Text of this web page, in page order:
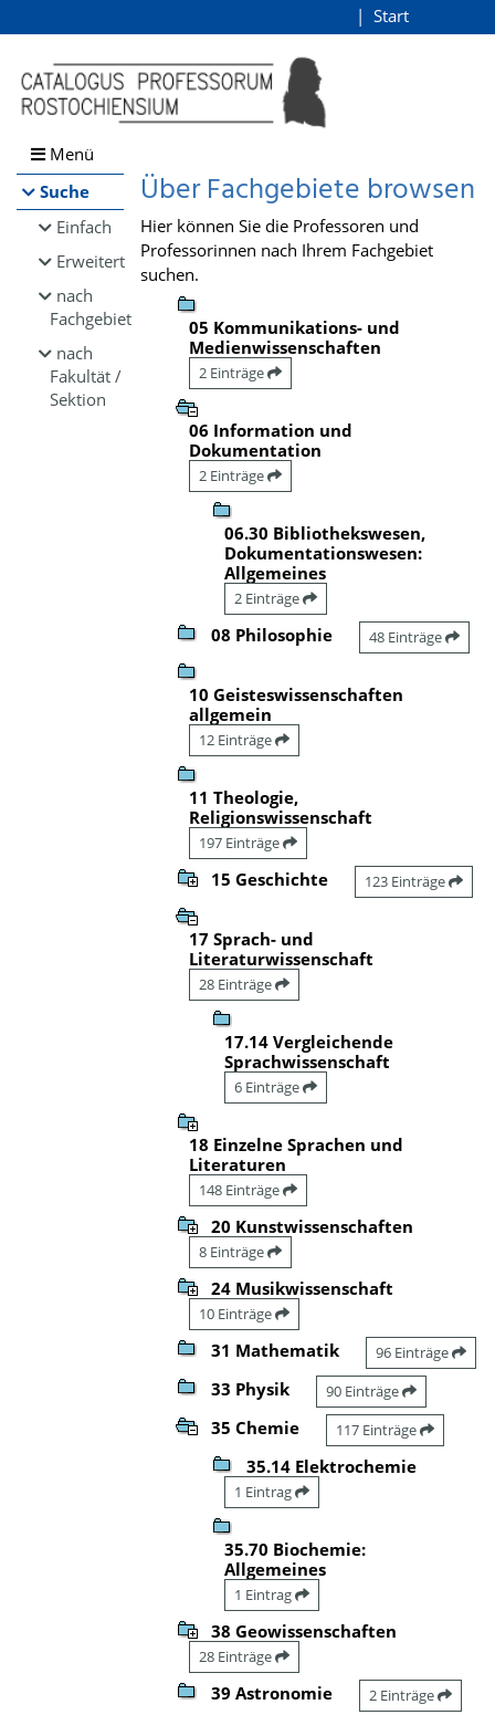
Browsen
direkt zum Inhalt
Start
Menü
Suche
Einfach
Erweitert
nach
Fachgebiet
nach
Fakultät /
Sektion
Über Fachgebiete browsen
Hier können Sie die Professoren und
Professorinnen nach Ihrem Fachgebiet
suchen.
05 Kommunikations- und
Medienwissenschaften
2 Einträge
06 Information und
Dokumentation
2 Einträge
06.30 Bibliothekswesen,
Dokumentationswesen:
Allgemeines
2 Einträge
08 Philosophie 48 Einträge
10 Geisteswissenschaften
allgemein
12 Einträge
11 Theologie,
Religionswissenschaft
197 Einträge
15 Geschichte 123 Einträge
17 Sprach- und
Literaturwissenschaft
28 Einträge
17.14 Vergleichende
Sprachwissenschaft
6 Einträge
18 Einzelne Sprachen und
Literaturen
148 Einträge
20 Kunstwissenschaften
8 Einträge
24 Musikwissenschaft
10 Einträge
31 Mathematik 96 Einträge
33 Physik 90 Einträge
35 Chemie 117 Einträge
35.14 Elektrochemie
1 Eintrag
35.70 Biochemie:
Allgemeines
1 Eintrag
38 Geowissenschaften
28 Einträge
39 Astronomie 2 Einträge